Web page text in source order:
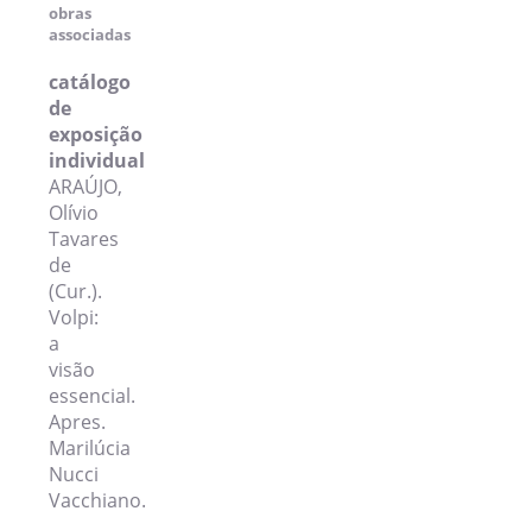
obras
associadas
catálogo
de
exposição
individual
ARAÚJO,
Olívio
Tavares
de
(Cur.).
Volpi:
a
visão
essencial.
Apres.
Marilúcia
Nucci
Vacchiano.